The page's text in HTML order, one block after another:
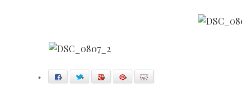
Facebook Twitter Google+ Pinterest